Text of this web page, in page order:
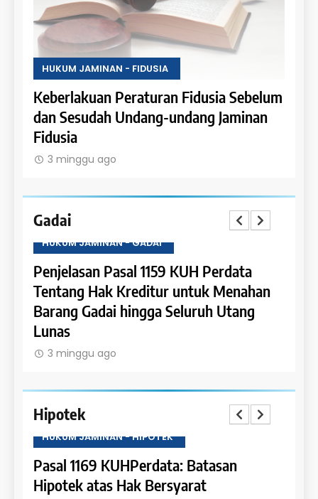
HUKUM JAMINAN - FIDUSIA
Keberlakuan Peraturan Fidusia Sebelum
dan Sesudah Undang-undang Jaminan
Fidusia
3 minggu ago
Gadai
HUKUM JAMINAN - GADAI
Penjelasan Pasal 1159 KUH Perdata
Tentang Hak Kreditur untuk Menahan
Barang Gadai hingga Seluruh Utang
Lunas
3 minggu ago
Hipotek
HUKUM JAMINAN - HIPOTEK
Pasal 1169 KUHPerdata: Batasan
Hipotek atas Hak Bersyarat